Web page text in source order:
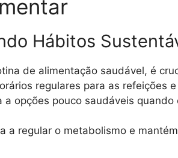
Hábitos
de alimentação saudável, é
regulares para as refeições
a opções pouco saudáveis quando
a regular o metabolismo e